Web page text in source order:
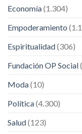
Economía(1.304)
Empoderamiento
Espiritualidad(306)
Fundación OP Social
Moda(10)
Política(4.300)
Salud(123)